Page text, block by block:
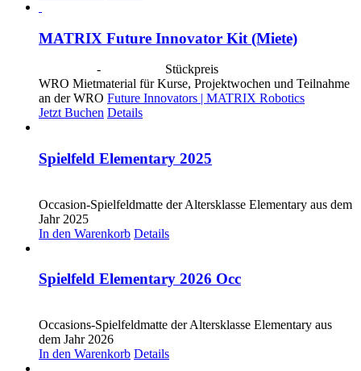
MATRIX Future Innovator Kit (Miete)
-
Stückpreis
WRO Mietmaterial für Kurse, Projektwochen und Teilnahme
an der WRO Future Innovators | MATRIX Robotics
Jetzt Buchen Details
Spielfeld Elementary 2025
Occasion-Spielfeldmatte der Altersklasse Elementary aus dem
Jahr 2025
In den Warenkorb Details
Spielfeld Elementary 2026 Occ
Occasions-Spielfeldmatte der Altersklasse Elementary aus
dem Jahr 2026
In den Warenkorb Details